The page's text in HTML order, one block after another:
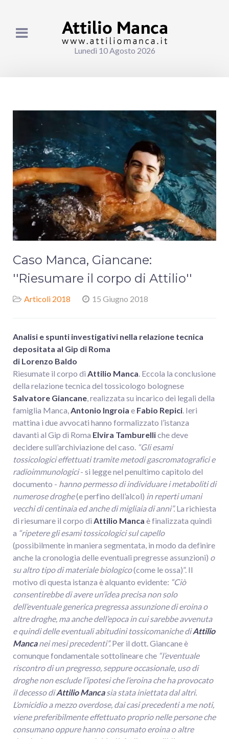
Lunedì 10 Agosto 2026
Caso Manca, Giancane:
''Riesumare il corpo di Attilio''
Articoli 2018 15 Giugno 2018
Analisi e spunti investigativi nella relazione tecnica
depositata al Gip di Roma
di Lorenzo Baldo
Riesumate il corpo di Attilio Manca. Eccola la conclusione
della relazione tecnica del tossicologo bolognese
Salvatore Giancane, realizzata su incarico dei legali della
famiglia Manca,Antonio Ingroia e Fabio Repici. Ieri
mattina i due avvocati hanno formalizzato l’istanza
davanti al Gip di Roma Elvira Tamburelliche deve
decidere sull’archiviazione del caso. “Gli esami
tossicologici effettuati tramite metodi gascromatografici e
radioimmunologici- si legge nel penultimo capitolo del
documento - hanno permesso di individuare i metaboliti di
numerose droghe(e perfino dell’alcol) in reperti umani
vecchi di centinaia ed anche di migliaia di anni”.La richiesta
di riesumare il corpo di Attilio Manca è finalizzata quindi
a “ripetere gli esami tossicologici sul capello
(possibilmente in maniera segmentata, in modo da definire
anche la cronologia delle eventuali pregresse assunzioni) o
su altro tipo di materiale biologico(come le ossa)”. Il
motivo di questa istanza è alquanto evidente: “Ciò
consentirebbe di avere un’idea precisa non solo
dell’eventuale generica pregressa assunzione di eroina o
altre droghe, ma anche dell’epoca in cui sarebbe avvenuta
e quindi delle eventuali abitudini tossicomaniche diAttilio
Mancanei mesi precedenti”.Per il dott. Giancane è
comunque fondamentale sottolineare che “l’eventuale
riscontro di un pregresso, seppure occasionale, uso di
droghe non esclude l’ipotesi che l’eroina che ha provocato
il decesso diAttilio Mancasia stata iniettata dal altri.
L’omicidio a mezzo overdose, dai casi precedenti a me noti,
viene preferibilmente effettuato proprio nelle persone che
consumano oppure hanno consumato eroina o altre